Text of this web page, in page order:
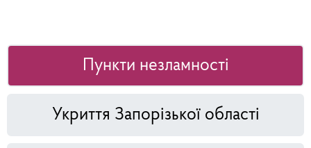
Пункти незламності
Укриття Запорізької області